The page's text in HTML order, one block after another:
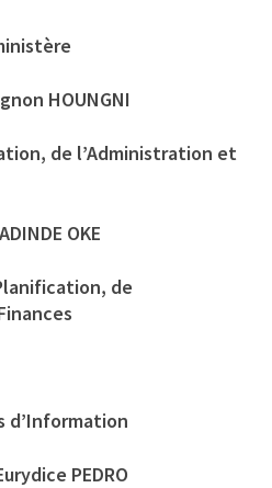
HOUNGNI
de l’Administration et
OKE
de
d’Information
PEDRO